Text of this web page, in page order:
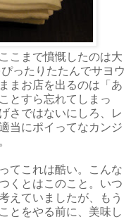
こまで憤慨したのは大
ったりたたんでサヨウ
まお店を出るのは「あ
とすら忘れてしまっ
さではないにしろ、レ
当にポイってなカンジ
てこれは酷い。こんな
くとはこのこと。いつ
えていましたが、もう
とをやる前に、美味し